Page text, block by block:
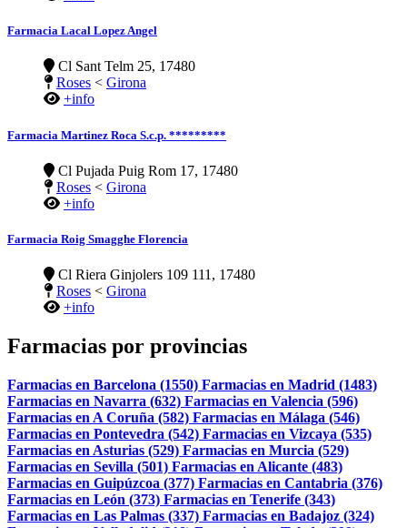
Farmacia Lacal Lopez Angel
Cl Sant Telm 25, 17480
Roses < Girona
+info
Farmacia Martinez Roca S.c.p. *********
Cl Pujada Puig Rom 17, 17480
Roses < Girona
+info
Farmacia Roig Smagghe Florencia
Cl Riera Ginjolers 109 111, 17480
Roses < Girona
+info
Farmacias por provincias
Farmacias en Barcelona (1550) Farmacias en Madrid (1483)
Farmacias en Navarra (632) Farmacias en Valencia (596)
Farmacias en A Coruña (582) Farmacias en Málaga (546)
Farmacias en Pontevedra (542) Farmacias en Vizcaya (535)
Farmacias en Asturias (529) Farmacias en Murcia (529)
Farmacias en Sevilla (501) Farmacias en Alicante (483)
Farmacias en Guipúzcoa (377) Farmacias en Cantabria (376)
Farmacias en León (373) Farmacias en Tenerife (343)
Farmacias en Las Palmas (337) Farmacias en Badajoz (324)